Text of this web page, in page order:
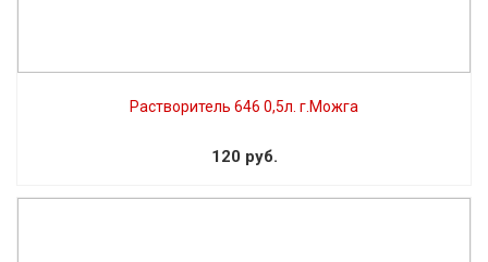
Растворитель 646 0,5л. г.Можга
120 руб.